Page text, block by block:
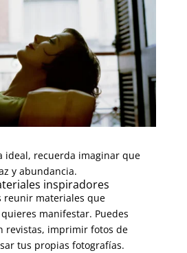
ideal, recuerda imaginar que
y abundancia.
inspiradores
reunir materiales que
manifestar. Puedes
revistas, imprimir fotos de
tus propias fotografías.